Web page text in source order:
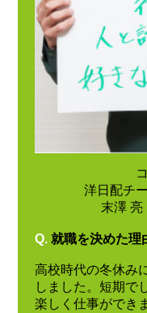
洋日配チ
末澤 亮
Q. 就職を決めた理
高校時代の冬休み
しました。短期で
楽しく仕事ができ